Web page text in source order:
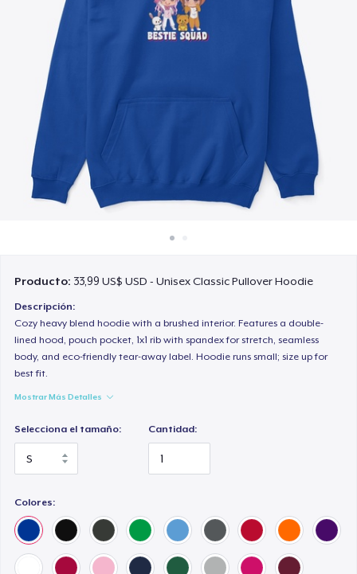
Venda en todas partes
Producto: 33,99 US$ USD - Unisex Classic Pullover Hoodie
Descripción:
Cozy heavy blend hoodie with a brushed interior. Features a double-
lined hood, pouch pocket, 1x1 rib with spandex for stretch, seamless
body, and eco-friendly tear-away label. Hoodie runs small; size up for
best fit.
Mostrar Más Detalles
Selecciona el tamaño: Cantidad:
Colores: